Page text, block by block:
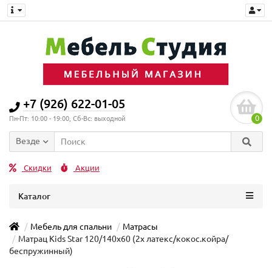
+7 (926) 622-01-05
Пн-Пт: 10:00 - 19:00, Сб-Вс: выходной 0
Везде
Скидки Акции
Каталог
Мебель для спальни
Матрасы
Матрац Kids Star 120/140x60 (2x латекс/кокос.койра/
беспружинный)